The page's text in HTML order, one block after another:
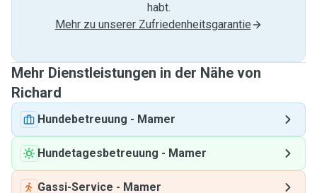
habt.
Mehr zu unserer Zufriedenheitsgarantie
Mehr Dienstleistungen in der Nähe von
Richard
Hundebetreuung - Mamer
Hundetagesbetreuung - Mamer
Gassi-Service - Mamer